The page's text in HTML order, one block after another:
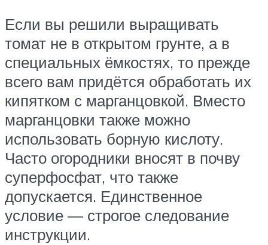
Если вы решили выращивать
томат не в открытом грунте, а в
специальных ёмкостях, то прежде
всего вам придётся обработать их
кипятком с марганцовкой. Вместо
марганцовки также можно
использовать борную кислоту.
Часто огородники вносят в почву
суперфосфат, что также
допускается. Единственное
условие — строгое следование
инструкции.